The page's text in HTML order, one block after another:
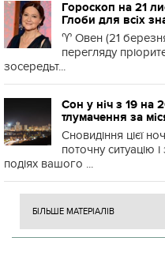
Гороскоп на 21
Глоби для всіх
♈️ Овен (21
перегляду
зосередьт...
Сон у ніч з 19 на
тлумачення за
Сновидіння цієї
поточну ситуацію
подіях вашого ...
БІЛЬШЕ МАТЕРІАЛІВ